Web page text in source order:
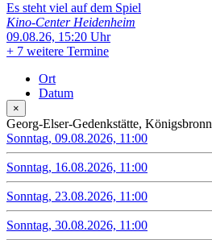
Es steht viel auf dem Spiel
Kino-Center Heidenheim
09.08.26, 15:20 Uhr
+ 7 weitere Termine
Ort
Datum
×
Georg-Elser-Gedenkstätte, Königsbronn
Sonntag, 09.08.2026, 11:00
Sonntag, 16.08.2026, 11:00
Sonntag, 23.08.2026, 11:00
Sonntag, 30.08.2026, 11:00